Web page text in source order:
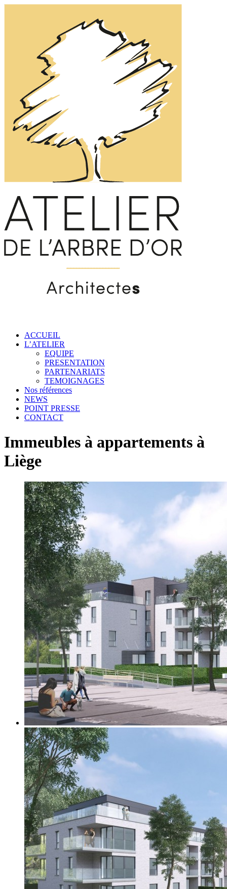
ACCUEIL
L’ATELIER
EQUIPE
PRESENTATION
PARTENARIATS
TEMOIGNAGES
Nos références
NEWS
POINT PRESSE
CONTACT
Immeubles à appartements à
Liège